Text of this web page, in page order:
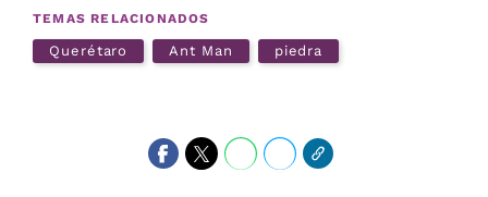
TEMAS RELACIONADOS
Querétaro Ant Man piedra